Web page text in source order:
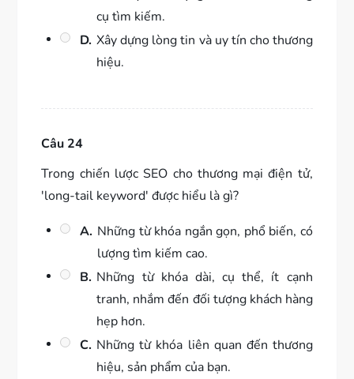
cụ tìm kiếm.
D. Xây dựng lòng tin và uy tín cho thương
hiệu.
Câu 24
Trong chiến lược SEO cho thương mại điện tử,
'long-tail keyword' được hiểu là gì?
A. Những từ khóa ngắn gọn, phổ biến, có
lượng tìm kiếm cao.
B. Những từ khóa dài, cụ thể, ít cạnh
tranh, nhắm đến đối tượng khách hàng
hẹp hơn.
C. Những từ khóa liên quan đến thương
hiệu, sản phẩm của bạn.